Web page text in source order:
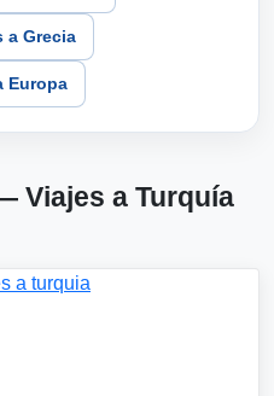
a Grecia
Europa
Viajes a Turquía